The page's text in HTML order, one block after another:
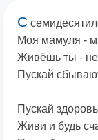
С
Моя мамуля -
Живёшь ты - не
Пускай
Пускай
Живи и будь